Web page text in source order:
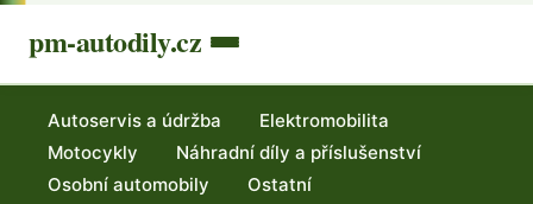
pm-autodily.cz
Autoservis a údržba
Elektromobilita
Motocykly
Náhradní díly a příslušenství
Osobní automobily
Ostatní